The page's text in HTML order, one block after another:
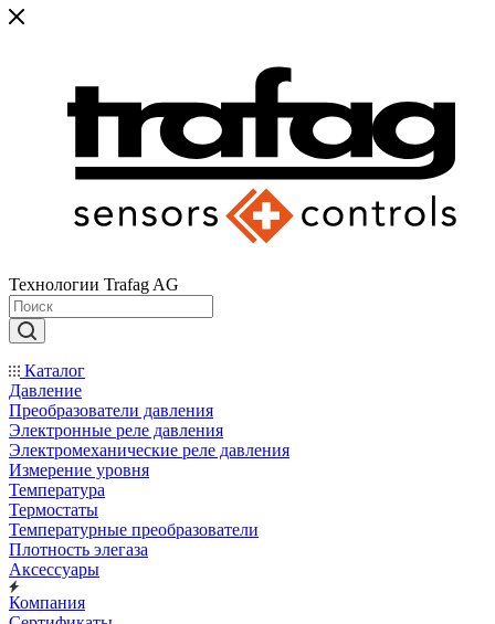
Технологии Trafag AG
Каталог
Давление
Преобразователи давления
Электронные реле давления
Электромеханические реле давления
Измерение уровня
Температура
Термостаты
Температурные преобразователи
Плотность элегаза
Аксессуары
Компания